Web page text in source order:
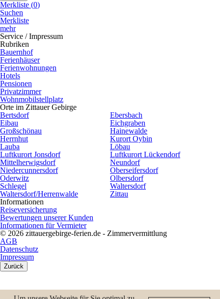
Merkliste (0)
Suchen
Merkliste
mehr
Service / Impressum
Rubriken
Bauernhof
Ferienhäuser
Ferienwohnungen
Hotels
Pensionen
Privatzimmer
Wohnmobilstellplatz
Orte im Zittauer Gebirge
Bertsdorf
Ebersbach
Eibau
Eichgraben
Großschönau
Hainewalde
Herrnhut
Kurort Oybin
Lauba
Löbau
Luftkurort Jonsdorf
Luftkurort Lückendorf
Mittelherwigsdorf
Neundorf
Niedercunnersdorf
Oberseifersdorf
Oderwitz
Olbersdorf
Schlegel
Waltersdorf
Waltersdorf/Herrenwalde
Zittau
Informationen
Reiseversicherung
Bewertungen unserer Kunden
Informationen für Vermieter
© 2026 zittauergebirge-ferien.de - Zimmervermittlung
AGB
Datenschutz
Impressum
Zurück